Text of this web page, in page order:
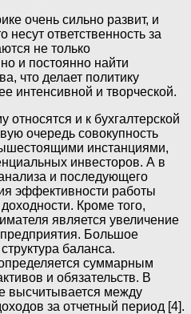
очень сильно развит, и
несут ответственность за
не только
и постоянно найти
что делает политику
интенсивной и творческой.
и к бухгалтерской
очередь совокупность
инстанциями,
инвесторов. А в
и последующего
эффективности работы
Кроме того,
является увеличение
Большое
баланса.
суммарным
и обязательств. В
высчитывается между
за отчетный период [4].